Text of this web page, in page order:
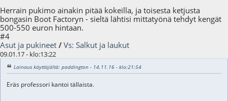
Herrain pukimo ainakin pitää kokeilla, ja toisesta ketjusta
bongasin Boot Factoryn - sieltä lähtisi mittatyönä tehdyt kengät
500-550 euron hintaan.
#4
Asut ja pukineet / Vs: Salkut ja laukut
09.01.17 - klo:13:22
Lainaus käyttäjältä: paddington - 14.11.16 - klo:21:54
Eräs professori kantoi tällaista.